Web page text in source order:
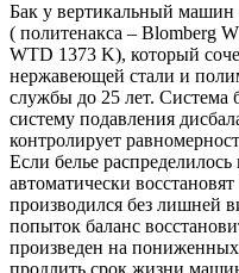
Бак у вертикальный машин
( политенакса – Blomberg
WTD 1373 K), который
нержавеющей стали и
службы до 25 лет. Система
систему подавления
контролирует
Если белье
автоматически
производился без лишней
попыток баланс
произведен на